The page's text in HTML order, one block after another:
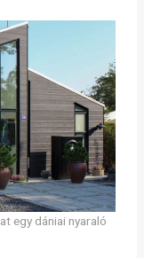
egy dániai nyaraló